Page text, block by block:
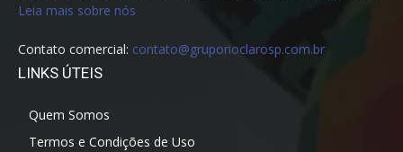
Leia mais sobre nós
Contato comercial: contato@gruporioclarosp.com.br
LINKS ÚTEIS
Quem Somos
Termos e Condições de Uso